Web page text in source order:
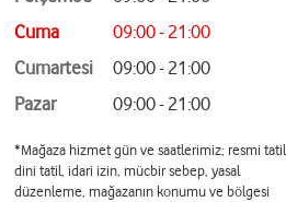
Cuma
09:00 - 21:00
Cumartesi
09:00 - 21:00
Pazar
09:00 - 21:00
*Mağaza hizmet gün ve saatlerimiz; resmi tatil,
dini tatil, idari izin, mücbir sebep, yasal
düzenleme, mağazanın konumu ve bölgesi